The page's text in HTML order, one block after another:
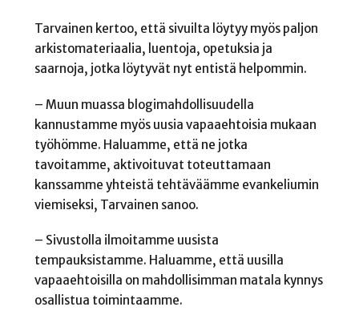
Tarvainen kertoo, että sivuilta löytyy myös paljon
arkistomateriaalia, luentoja, opetuksia ja
saarnoja, jotka löytyvät nyt entistä helpommin.
– Muun muassa blogimahdollisuudella
kannustamme myös uusia vapaaehtoisia mukaan
työhömme. Haluamme, että ne jotka
tavoitamme, aktivoituvat toteuttamaan
kanssamme yhteistä tehtäväämme evankeliumin
viemiseksi, Tarvainen sanoo.
– Sivustolla ilmoitamme uusista
tempauksistamme. Haluamme, että uusilla
vapaaehtoisilla on mahdollisimman matala kynnys
osallistua toimintaamme.